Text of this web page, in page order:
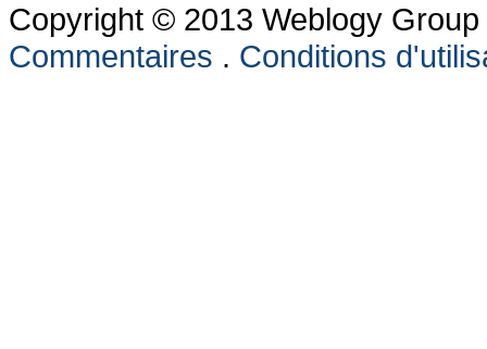
Copyright © 2013 Weblogy
Commentaires . Conditions